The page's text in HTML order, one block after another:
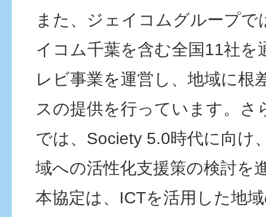
また、ジェイコムグループで
イコム千葉を含む全国11社を
レビ事業を運営し、地域に根
スの提供を行っています。さ
では、Society 5.0時代に向け
域への活性化支援策の検討を
本協定は、ICTを活用した地